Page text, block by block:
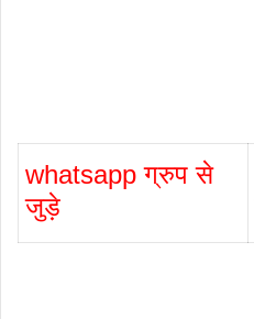
whatsapp ग्रुप से
जुड़े